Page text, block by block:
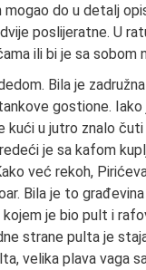
mogao do u detalj
poslijeratne. U
ili bi je sa sobom
Bila je
gostione.
kući u jutro znalo
je sa kafom
već rekoh,
Bila je to
kojem je bio pult i
strane pulta je
velika plava vaga